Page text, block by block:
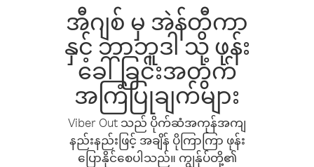
အီဂျစ် မှ အဲန်တီကာ
နှင့် ဘာဘူဒါ သို့ ဖုန်း
ခေါ်ခြင်းအတွက်
အကြံပြုချက်များ
Viber Out သည် ပိုက်ဆံအကုန်အကျ
နည်းနည်းဖြင့် အချိန် ပိုကြာကြာ ဖုန်း
ပြောနိုင်စေပါသည်။ ကျွန်ုပ်တို့၏